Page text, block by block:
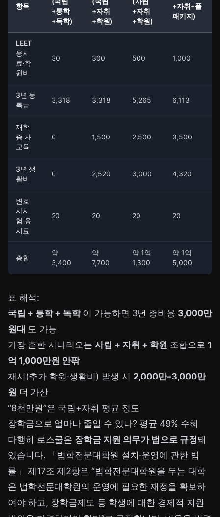
항목
+통학
+독학)
+자취
+학원)
+자취
+학원)
+자취+풀
패키지)
LEET
응시
료·학
원비
30 300 500 1,000
3년 등
록금
3,318 3,318 5,265 6,113
재학
중 사
교육
0 1,500 2,500 3,500
3년 생
활비
0 2,520 3,000 4,320
변호
사시
험 응
시료
20 20 20 20
총합
약
3,400
약
7,700
약 1억
1,300
약 1억
5,000
표 해석:
국립 + 통학 + 독학이 가능하면 3년 총비용 3,000만
원대 도 가능
가장 흔한 시나리오는 사립 + 자취 + 학원 조합으로 1
억 1,000만원 안팎
재시(추가 학원·생활비) 발생 시 2,000만–3,000만
원 더 가산
“8천만원”은 국립+자취 평균 정도
장학금으로 얼마나 줄일 수 있나? 평균 49% 수혜
다행히 로스쿨은 장학금 지원 의무가 법으로 규정돼
있습니다. 「법학전문대학원 설치·운영에 관한 법
률」 제17조 제2항은 “법학전문대학원을 두는 대학
은 법학전문대학원의 운영에 필요한 재정을 확보하
여야 하고, 장학금제도 등 학생에 대한 경제적 지원